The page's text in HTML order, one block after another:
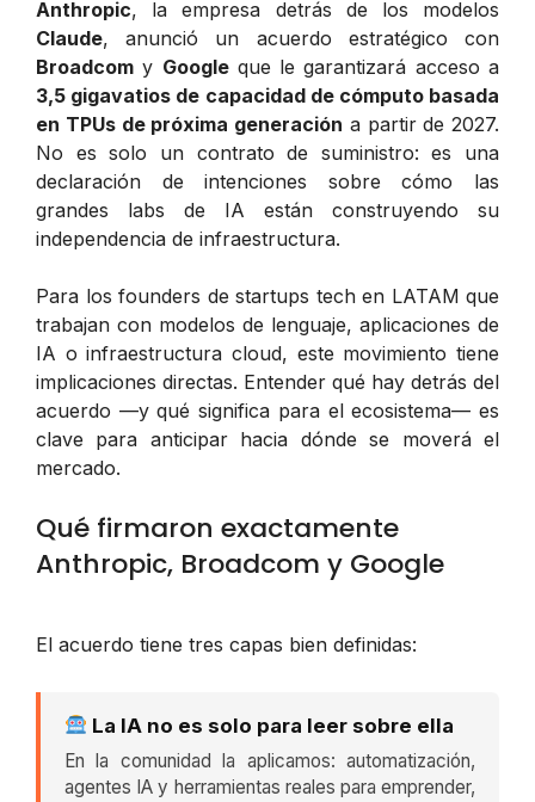
Anthropic, la empresa detrás de los modelos
Claude, anunció un acuerdo estratégico con
Broadcom y Googleque le garantizará acceso a
3,5 gigavatios de capacidad de cómputo basada
en TPUs de próxima generación a partir de 2027.
No es solo un contrato de suministro: es una
declaración de intenciones sobre cómo las
grandes labs de IA están construyendo su
independencia de infraestructura.
Para los founders de startups tech en LATAM que
trabajan con modelos de lenguaje, aplicaciones de
IA o infraestructura cloud, este movimiento tiene
implicaciones directas. Entender qué hay detrás del
acuerdo —y qué significa para el ecosistema— es
clave para anticipar hacia dónde se moverá el
mercado.
Qué firmaron exactamente
Anthropic, Broadcom y Google
El acuerdo tiene tres capas bien definidas:
La IA no es solo para leer sobre ella
En la comunidad la aplicamos: automatización,
agentes IA y herramientas reales para emprender,